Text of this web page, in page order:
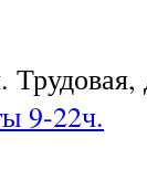
9-22ч.